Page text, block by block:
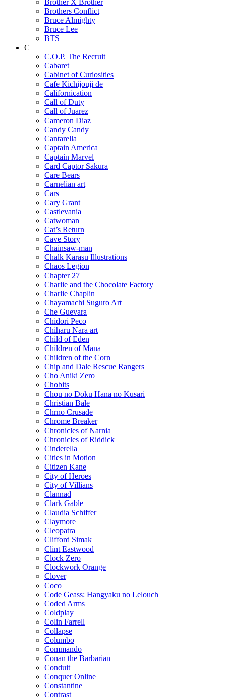
Brother X Brother
Brothers Conflict
Bruce Almighty
Bruce Lee
BTS
C
C.O.P. The Recruit
Cabaret
Cabinet of Curiosities
Cafe Kichijouji de
Californication
Call of Duty
Call of Juarez
Cameron Diaz
Candy Candy
Cantarella
Captain America
Captain Marvel
Card Captor Sakura
Care Bears
Carnelian art
Cars
Cary Grant
Castlevania
Catwoman
Cat’s Return
Cave Story
Chainsaw-man
Chalk Karasu Illustrations
Chaos Legion
Chapter 27
Charlie and the Chocolate Factory
Charlie Chaplin
Chayamachi Suguro Art
Che Guevara
Chidori Peco
Chiharu Nara art
Child of Eden
Children of Mana
Children of the Corn
Chip and Dale Rescue Rangers
Cho Aniki Zero
Chobits
Chou no Doku Hana no Kusari
Christian Bale
Chrno Crusade
Chrome Breaker
Chronicles of Narnia
Chronicles of Riddick
Cinderella
Cities in Motion
Citizen Kane
City of Heroes
City of Villians
Clannad
Clark Gable
Claudia Schiffer
Claymore
Cleopatra
Clifford Simak
Clint Eastwood
Clock Zero
Clockwork Orange
Clover
Coco
Code Geass: Hangyaku no Lelouch
Coded Arms
Coldplay
Colin Farrell
Collapse
Columbo
Commando
Conan the Barbarian
Conduit
Conquer Online
Constantine
Contrast